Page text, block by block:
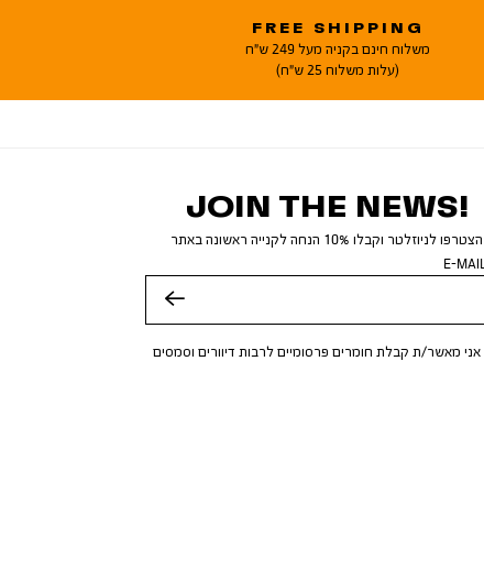
FREE SHIPPING
משלוח חינם בקניה מעל 249 ש"ח
(עלות משלוח 25 ש"ח)
JOIN THE NEWS!
הצטרפו לניוזלטר וקבלו 10% הנחה לקנייה ראשונה באתר
E-MAIL
אני מאשר/ת קבלת חומרים פרסומיים לרבות דיוורים וסמסים